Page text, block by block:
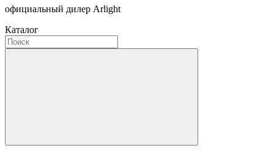
официальный дилер Arlight
Каталог